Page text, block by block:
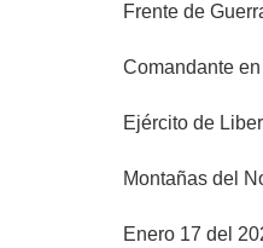
Frente de
Comandante
Ejército de
Montañas del
Enero 17 del